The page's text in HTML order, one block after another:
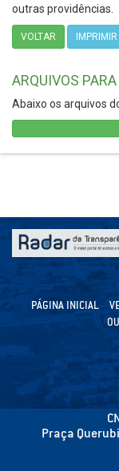
outras providências.
VOLTAR
ARQUIVOS
Abaixo os arquivos
PÁGINA INICIAL
Praça